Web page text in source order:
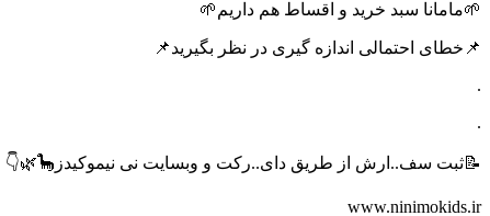
🌱مامانا سبد خرید و اقساط هم داریم🌱
📌خطای احتمالی اندازه گیری در نظر بگیرید📌
.
.
📝ثبت سف..ارش از طریق دای..رکت و وبسایت نی نیموکیدز🦕🌿👇
www.ninimokids.ir